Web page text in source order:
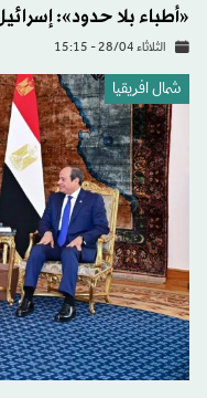
«أطباء بلا حدود»:
الثلاثاء 28/04 - 15:15
شمال افريقيا